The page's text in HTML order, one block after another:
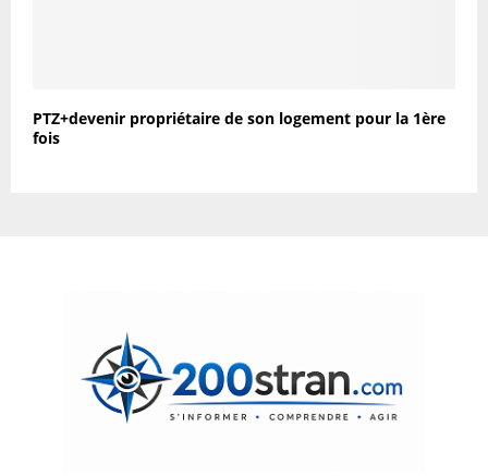
PTZ+devenir propriétaire de son logement pour la 1ère
fois